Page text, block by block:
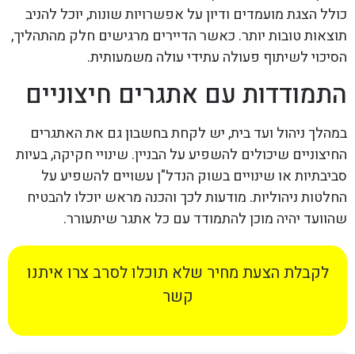
כולל הצגת מועמדים ודיון על אפשרויות שונות, יוכל להניב
תוצאות טובות יותר. כאשר הדיירים מרגישים חלק מהתהליך,
הסיכוי לשיתוף פעולה עתידי עולה משמעותית.
התמודדות עם אתגרים חיצוניים
במהלך ניהול ועד בית, יש לקחת בחשבון גם את האתגרים
החיצוניים שיכולים להשפיע על הבניין. שינויי חקיקה, בעיות
סביבתיות או שינויים בשוק הנדל"ן עשויים להשפיע על
החלטות ניהוליות. מודעות לכך והכנה מראש יוכלו להבטיח
שהוועד יהיה מוכן להתמודד עם כל אתגר שיתעורר.
לקבלת הצעת מחיר שלא תוכלו לסרב צרו איתנו
קשר